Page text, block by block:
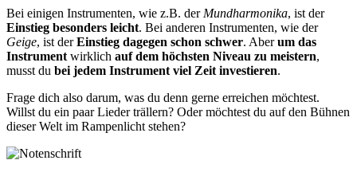
Bei einigen Instrumenten, wie z.B. der Mundharmonika, ist der
Einstieg besonders leicht. Bei anderen Instrumenten, wie der
Geige, ist derEinstieg dagegen schon schwer. Aberum das
Instrument wirklich auf dem höchsten Niveau zu meistern,
musst du bei jedem Instrument viel Zeit investieren.
Frage dich also darum, was du denn gerne erreichen möchtest.
Willst du ein paar Lieder trällern? Oder möchtest du auf den Bühnen
dieser Welt im Rampenlicht stehen?